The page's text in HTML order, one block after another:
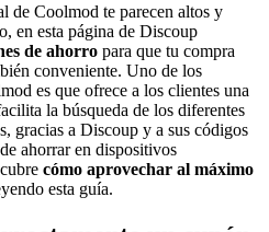
de Coolmod te parecen altos y
en esta página de Discoup
de ahorro para que tu compra
conveniente. Uno de los
es que ofrece a los clientes una
la búsqueda de los diferentes
gracias a Discoup y a sus códigos
ahorrar en dispositivos
cómo aprovechar al máximo
esta guía.